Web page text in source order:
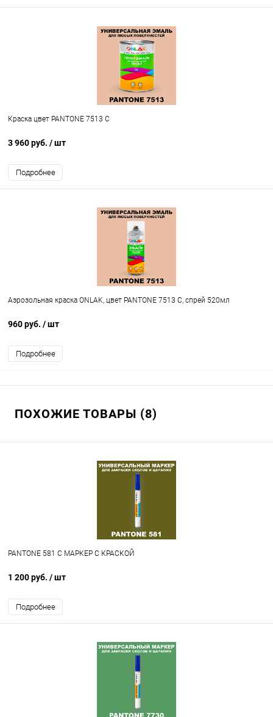
Краска цвет PANTONE 7513 C
3 960 руб. / шт
Подробнее
Аэрозольная краска ONLAK, цвет PANTONE 7513 C, спрей 520мл
960 руб. / шт
Подробнее
ПОХОЖИЕ ТОВАРЫ (8)
PANTONE 581 C МАРКЕР С КРАСКОЙ
1 200 руб. / шт
Подробнее